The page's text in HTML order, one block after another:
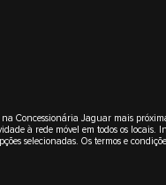
Concessionária Jaguar mais
à rede móvel em todos os locais.
selecionadas. Os termos e